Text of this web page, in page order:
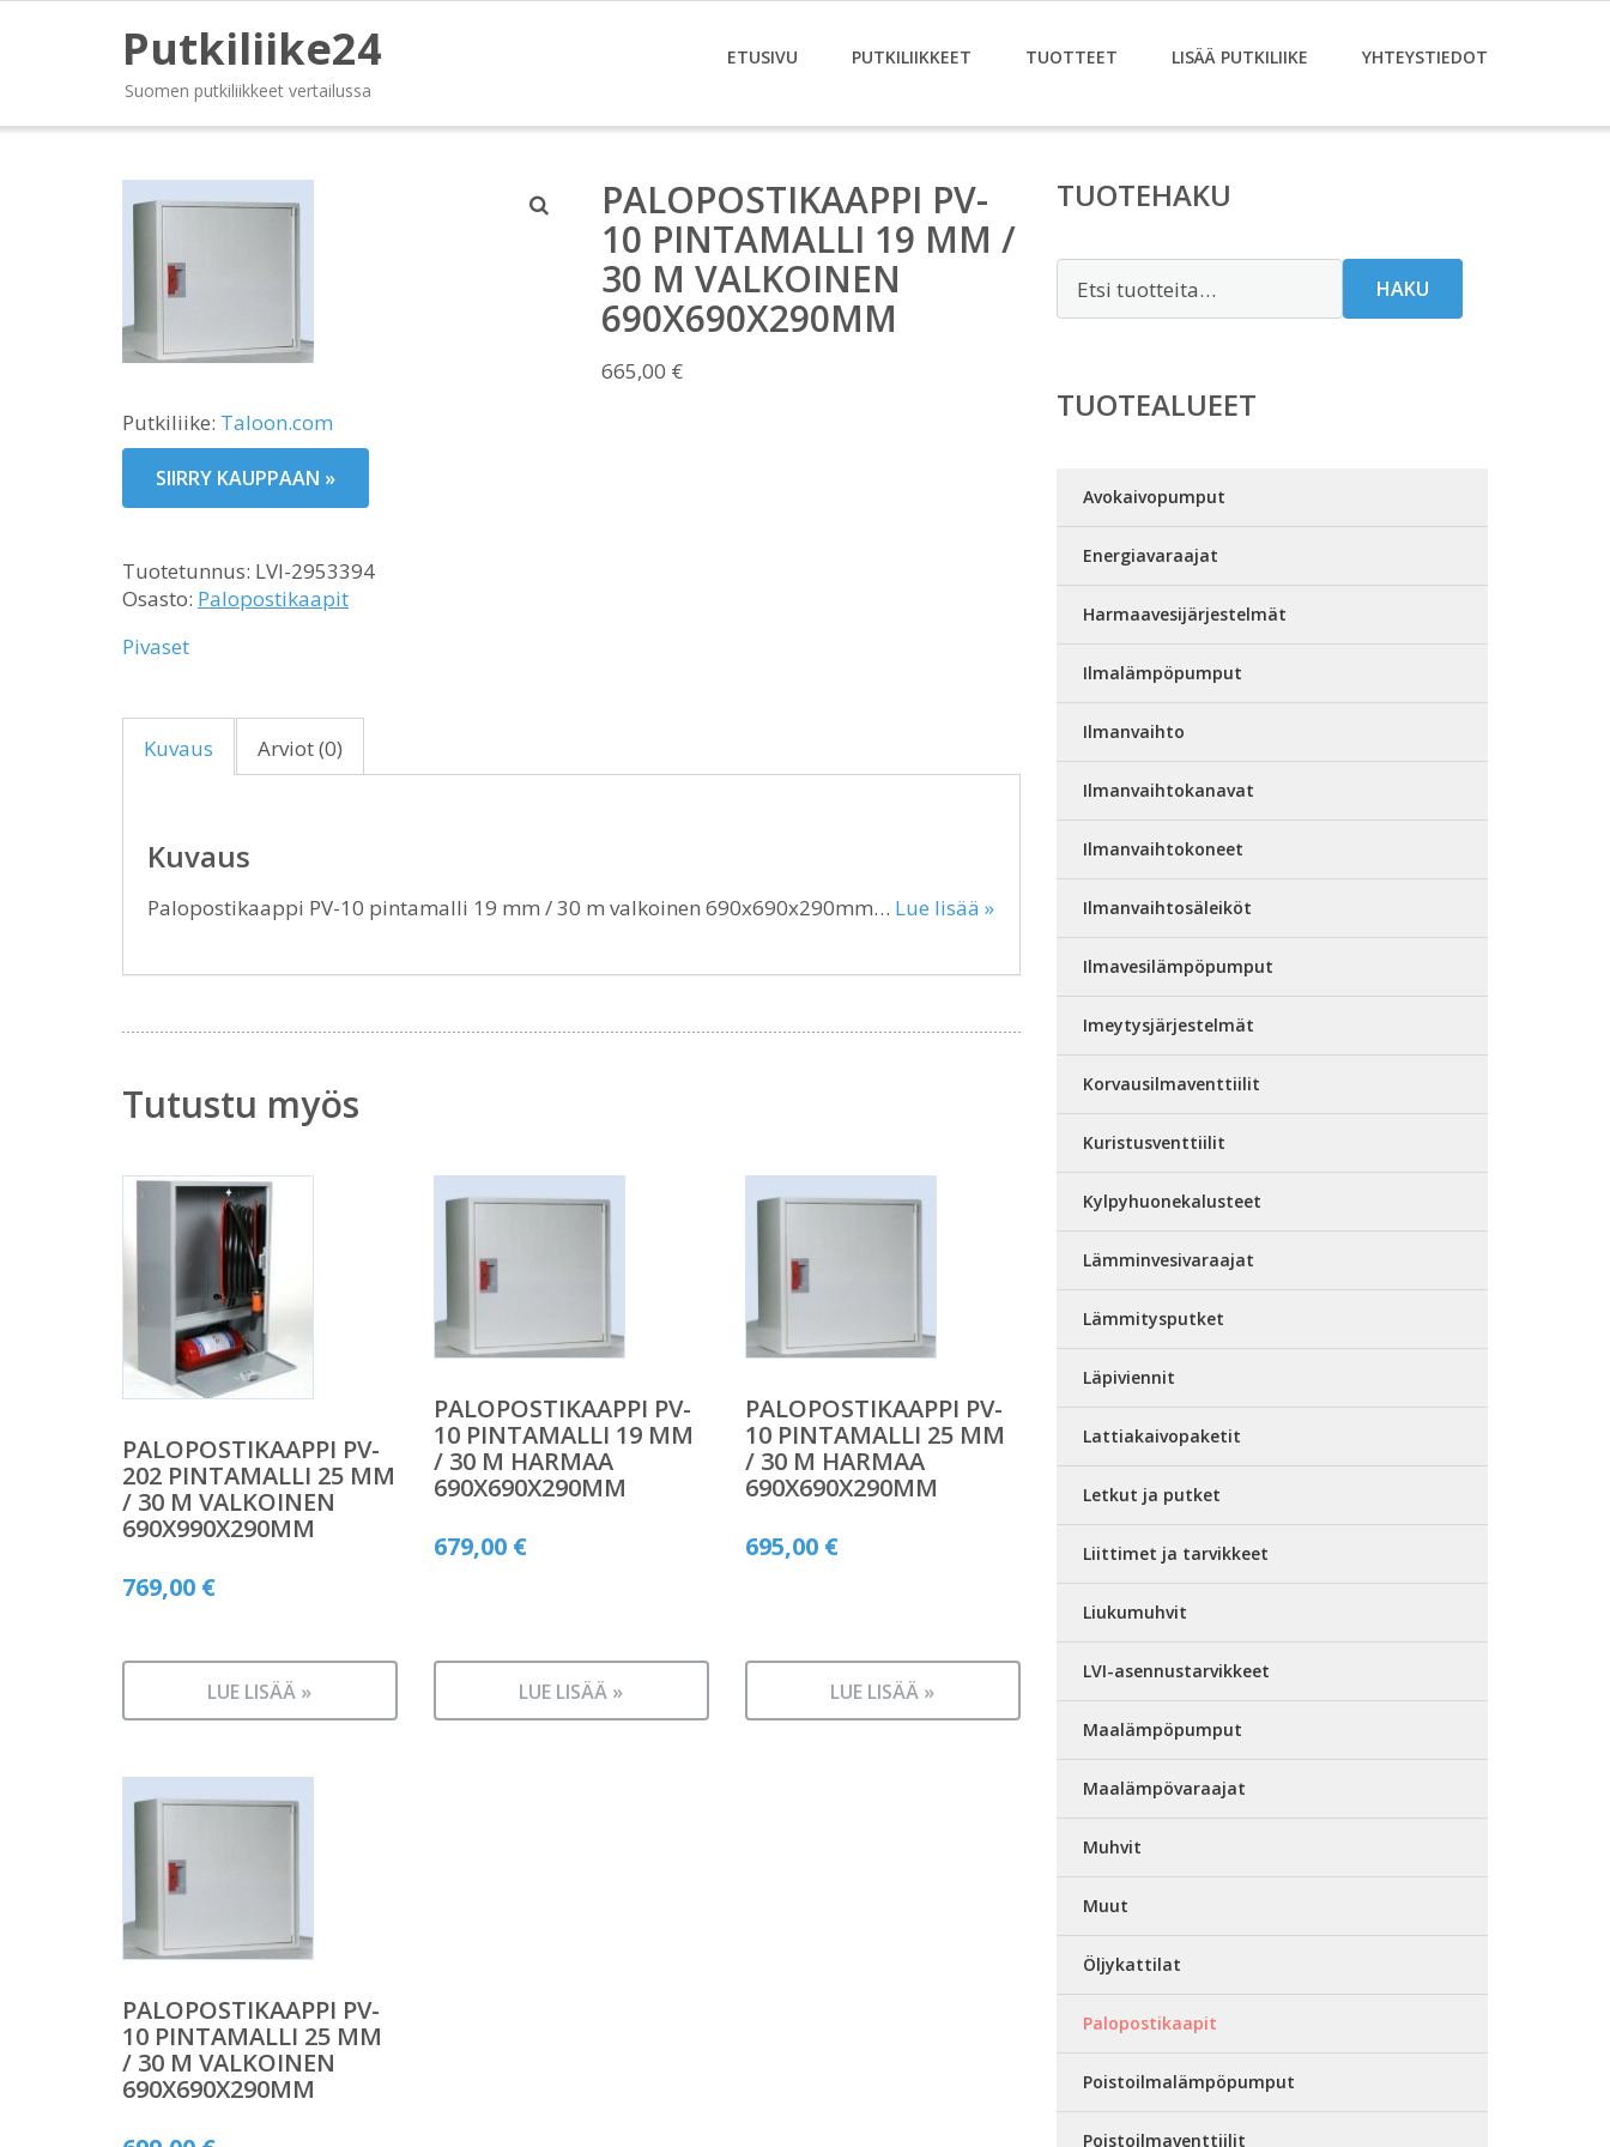
Putkiliike24
Suomen putkiliikkeet vertailussa
ETUSIVU PUTKILIIKKEET TUOTTEET LISÄÄ PUTKILIIKE YHTEYSTIEDOT
PALOPOSTIKAAPPI PV-
10 PINTAMALLI 19 MM /
30 M VALKOINEN
690X690X290MM
665,00 €
Putkiliike: Taloon.com
SIIRRY KAUPPAAN »
Tuotetunnus: LVI-2953394
Osasto: Palopostikaapit
Pivaset
Kuvaus Arviot (0)
Kuvaus
Palopostikaappi PV-10 pintamalli 19 mm / 30 m valkoinen 690x690x290mm… Lue lisää »
Tutustu myös
PALOPOSTIKAAPPI PV-
202 PINTAMALLI 25 MM
/ 30 M VALKOINEN
690X990X290MM
769,00 €
LUE LISÄÄ »
PALOPOSTIKAAPPI PV-
10 PINTAMALLI 19 MM
/ 30 M HARMAA
690X690X290MM
679,00 €
LUE LISÄÄ »
PALOPOSTIKAAPPI PV-
10 PINTAMALLI 25 MM
/ 30 M HARMAA
690X690X290MM
695,00 €
LUE LISÄÄ »
PALOPOSTIKAAPPI PV-
10 PINTAMALLI 25 MM
/ 30 M VALKOINEN
690X690X290MM
TUOTEHAKU
HAKU
TUOTEALUEET
Avokaivopumput
Energiavaraajat
Harmaavesijärjestelmät
Ilmalämpöpumput
Ilmanvaihto
Ilmanvaihtokanavat
Ilmanvaihtokoneet
Ilmanvaihtosäleiköt
Ilmavesilämpöpumput
Imeytysjärjestelmät
Korvausilmaventtiilit
Kuristusventtiilit
Kylpyhuonekalusteet
Lämminvesivaraajat
Lämmitysputket
Läpiviennit
Lattiakaivopaketit
Letkut ja putket
Liittimet ja tarvikkeet
Liukumuhvit
LVI-asennustarvikkeet
Maalämpöpumput
Maalämpövaraajat
Muhvit
Muut
Öljykattilat
Palopostikaapit
Poistoilmalämpöpumput
Poistoilmaventtiilit